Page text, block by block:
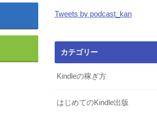
Tweets by podcast_kan
カテゴリー
Kindleの稼ぎ方
はじめてのKindle出版